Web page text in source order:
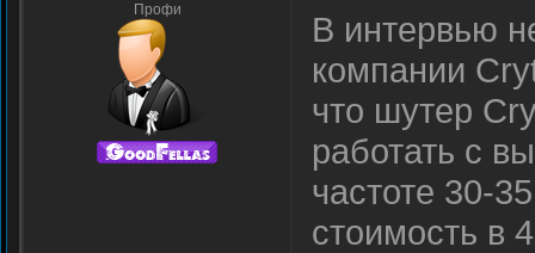
Профи
В интервью
компании
что шутер
работать с
частоте 30-
стоимость в